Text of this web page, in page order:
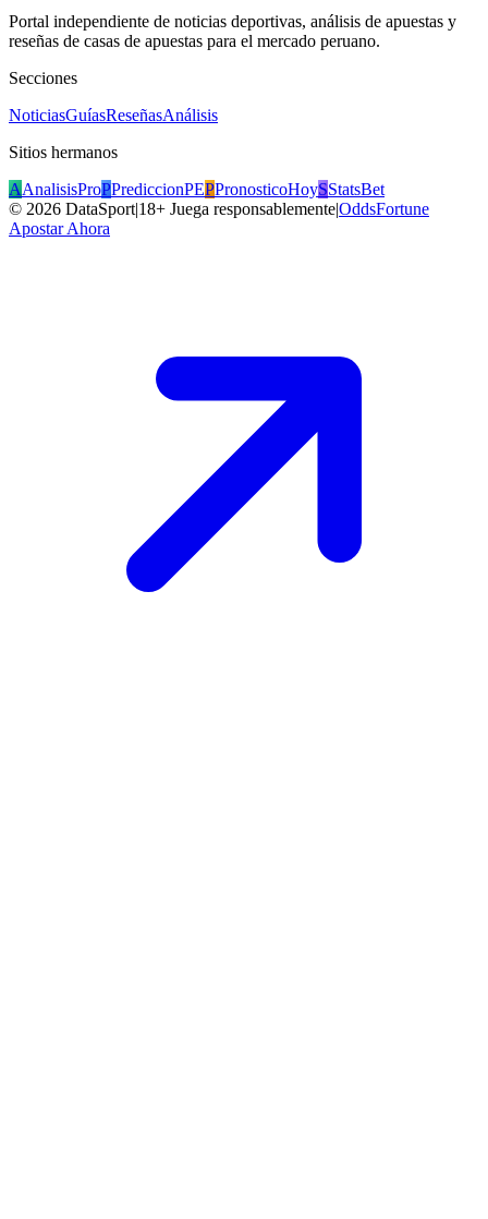
Portal independiente de noticias deportivas, análisis de apuestas y
reseñas de casas de apuestas para el mercado peruano.
Secciones
NoticiasGuíasReseñasAnálisis
Sitios hermanos
AAnalisisProPPrediccionPEPPronosticoHoySStatsBet
© 2026 DataSport|18+ Juega responsablemente|OddsFortune
Apostar Ahora